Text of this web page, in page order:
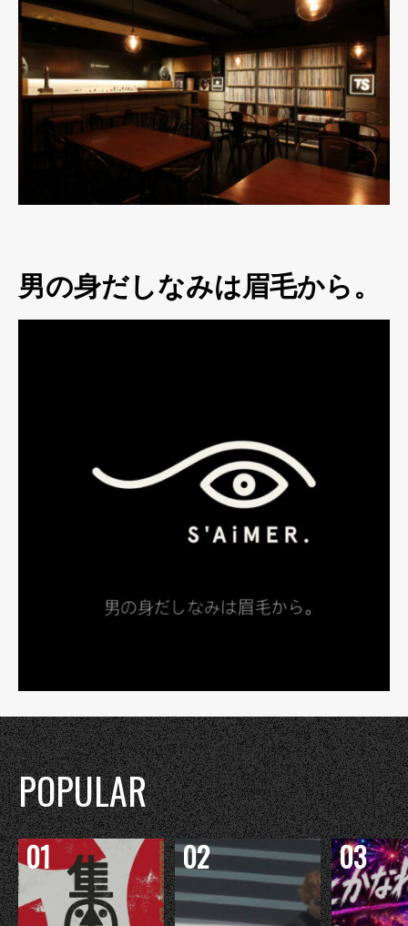
男の身だしなみは眉毛から。
POPULAR